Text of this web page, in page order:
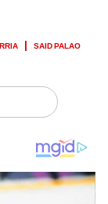
SAID PALAO